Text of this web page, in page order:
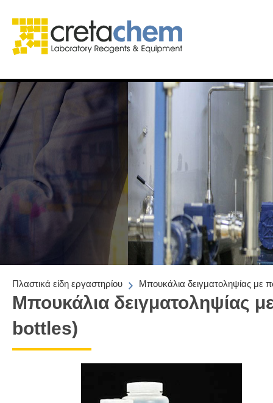
Πλαστικά είδη εργαστηρίου Μπουκάλια δειγματοληψίας με
Μπουκάλια δειγματοληψίας
bottles)